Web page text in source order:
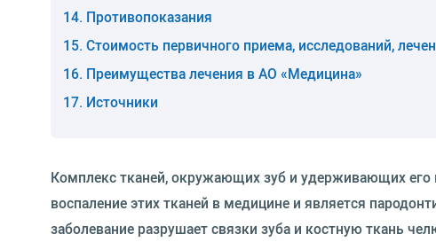
Противопоказания
Стоимость первичного приема, исследований,
Преимущества лечения в АО «Медицина»
Источники
Комплекс тканей, окружающих зуб и удерживающих его
воспаление этих тканей в медицине и является
заболевание разрушает связки зуба и костную ткань